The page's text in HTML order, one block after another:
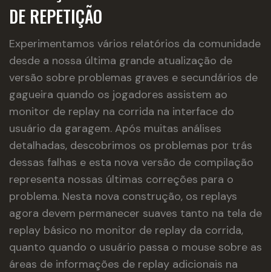
DE REPETIÇÃO
Experimentamos vários relatórios da comunidade
desde a nossa última grande atualização de
versão sobre problemas graves e secundários de
gagueira quando os jogadores assistem ao
monitor de replay na corrida na interface do
usuário da garagem. Após muitas análises
detalhadas, descobrimos os problemas por trás
dessas falhas e esta nova versão de compilação
representa nossas últimas correções para o
problema. Nesta nova construção, os replays
agora devem permanecer suaves tanto na tela de
replay básico no monitor de replay da corrida,
quanto quando o usuário passa o mouse sobre as
áreas de informações de replay adicionais na